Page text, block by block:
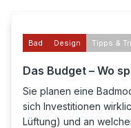
Bad Design Tipps &
Das Budget – Wo
Sie planen eine
sich Investitionen
Lüftung) und an